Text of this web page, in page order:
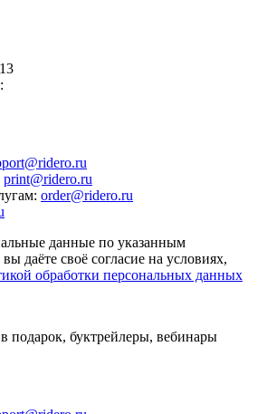
:
print@ridero.ru
: order@ridero.ru
данные по указанным
даёте своё согласие на условиях,
обработки персональных данных
буктрейлеры, вебинары